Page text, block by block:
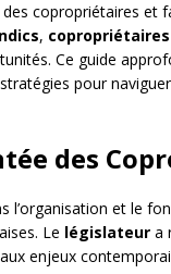
copropriétaires et
, copropriétaires
Ce guide
pour
des
l’organisation et le
Le législateur a
enjeux